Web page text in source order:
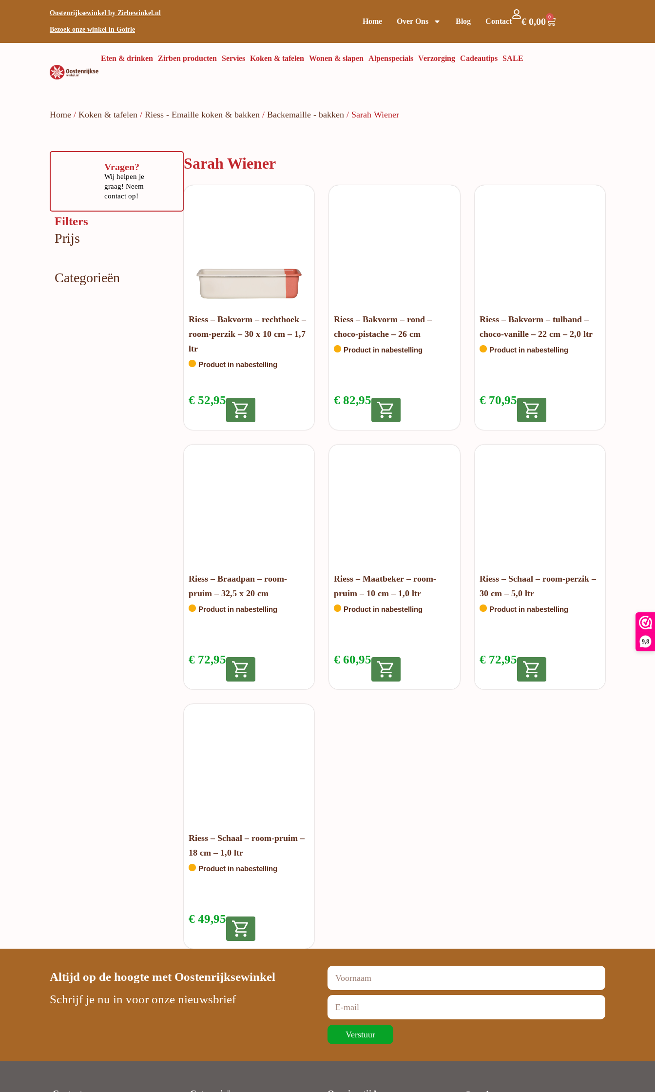
9,8
Oostenrijksewinkel by Zirbewinkel.nl
Bezoek onze winkel in Goirle
Home Over Ons Blog Contact €0,00 0
Eten & drinken Zirben producten Servies Koken & tafelen Wonen & slapen Alpenspecials Verzorging Cadeautips SALE
Home / Koken & tafelen / Riess - Emaille koken & bakken / Backemaille - bakken / Sarah Wiener
Vragen?
Wij helpen je
graag! Neem
contact op!
Filters
Prijs
Categorieën
Sarah Wiener
Riess – Bakvorm – rechthoek –
room-perzik – 30 x 10 cm – 1,7
ltr
Product in nabestelling
€ 52,95
Riess – Bakvorm – rond –
choco-pistache – 26 cm
Product in nabestelling
€ 82,95
Riess – Bakvorm – tulband –
choco-vanille – 22 cm – 2,0 ltr
Product in nabestelling
€70,95
Riess – Braadpan – room-
pruim – 32,5 x 20 cm
Product in nabestelling
€ 72,95
Riess – Maatbeker – room-
pruim – 10 cm – 1,0 ltr
Product in nabestelling
€ 60,95
Riess – Schaal – room-perzik –
30 cm – 5,0 ltr
Product in nabestelling
€72,95
Riess – Schaal – room-pruim –
18 cm – 1,0 ltr
Product in nabestelling
€ 49,95
Altijd op de hoogte met Oostenrijksewinkel
Schrijf je nu in voor onze nieuwsbrief
Verstuur